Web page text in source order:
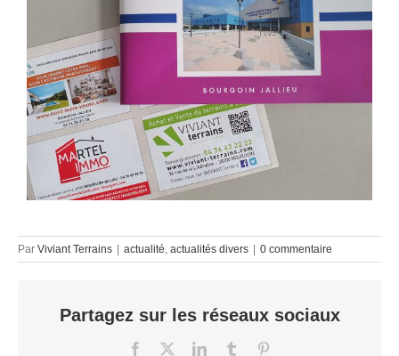
Par Viviant Terrains | actualité actualités divers | 0 commentaire
Partagez sur les réseaux sociaux
Facebook LinkedInTumblr